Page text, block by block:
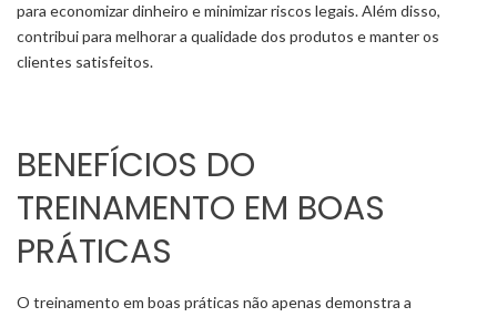
para economizar dinheiro e minimizar riscos legais. Além disso,
contribui para melhorar a qualidade dos produtos e manter os
clientes satisfeitos.
BENEFÍCIOS DO
TREINAMENTO EM BOAS
PRÁTICAS
O treinamento em boas práticas não apenas demonstra a